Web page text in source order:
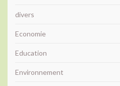
divers
Economie
Education
Environnement